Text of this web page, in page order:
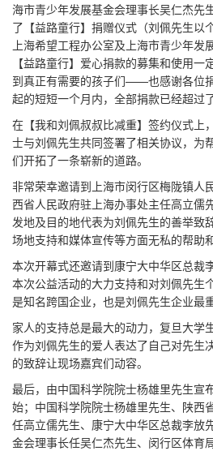
海市青少年发展基金会理事长吴仁杰先
了【益路童行】捐赠仪式（刘佩先生
上海希望工程办公室及上海市青少年发
【益路童行】爱心捐款的募集和使用
到真正有需要的孩子们——也感谢各位
起的短短一个月内，全部捐款已经超过
在【我和刘佩叔叔比减重】签约仪式上
士与刘佩先生共同签署了相关协议，为
们开拓了一条崭新的道路。
非常荣幸邀请到上海市闵行区梅陇镇人
西省人民政府驻上海办事处主任高立儒
发地及目的地代表为刘佩先生的善举致
场地支持和媒体宣传等方面无私的帮助
本次开幕式还邀请到康宁大中华区总裁
本次公益活动的大力支持和对刘佩先生
是知名跨国企业，也是刘佩先生企业最
家人的支持总是最大的动力，复旦大学
作为刘佩先生的爱人表达了自己对先生
的致辞让现场嘉宾们动容。
最后，由中国科学院院士杨雄里先生宣
始；中国科学院院士杨雄里先生、陕西
任高立儒先生、康宁大中华区总裁李放
金会理事长任吴仁杰先生、闵行区体育